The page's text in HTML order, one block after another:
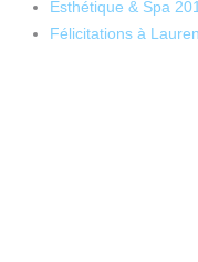
Esthétique & Spa
Félicitations à